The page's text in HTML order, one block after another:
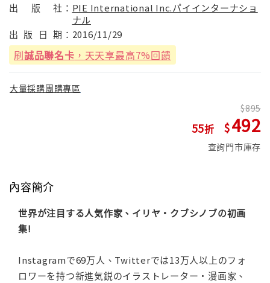
出
版 社： PIE International Inc.パイインターナショ
ナル
出 版 日 期： 2016/11/29
刷誠品聯名卡 ，天天享最高7%回饋
大量採購團購專區
55
895
492
查詢門市庫存
內容簡介
世界が注目する人気作家、イリヤ・クブシノブの初画
集!
Instagramで69万人、Twitterでは13万人以上のフォ
ロワーを持つ新進気鋭のイラストレーター・漫画家、